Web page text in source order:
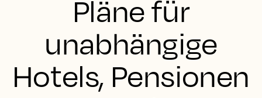
Pläne für
unabhängige
Hotels, Pensionen